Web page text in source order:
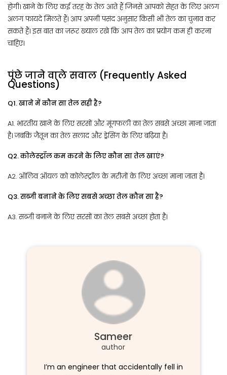
होगी। खाने के लिए कई तरह के तेल आते हैं जिनसे आपको सेहत के लिए अलग
अलग फायदे मिलते हैं। आप अपनी पसंद अनुसार किसी भी तेल का चुनाव कर
सकते हैं। इस बात का ज़रूर ख्याल रखे कि आप तेल का प्रयोग कम ही करना
चाहिए।
पूंछे जाने वाले सवाल (Frequently Asked
Questions)
Q1. खाने में कौन सा तेल सही है?
A1. भारतीय खाने के लिए सरसों और मूंगफली का तेल सबसे अच्छा माना जाता
है। जबकि जैतून का तेल सलाद और ड्रेसिंग के लिए बढ़िया है।
Q2. कोलेस्ट्रॉल कम करने के लिए कौन सा तेल खाएं?
A2. ऑलिव ऑयल को कोलेस्ट्रॉल के मरीज़ों के लिए अच्छा माना जाता है।
Q3. सब्जी बनाने के लिए सबसे अच्छा तेल कौन सा है?
A3. सब्जी बनाने के लिए सरसों का तेल सबसे अच्छा होता है।
Sameer
author
I’m an engineer that accidentally fell in